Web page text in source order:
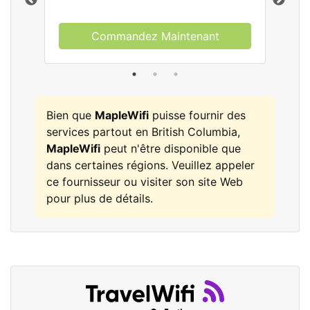
Commandez Maintenant
Bien que MapleWifi puisse fournir des
services partout en British Columbia,
MapleWifi peut n'être disponible que
dans certaines régions. Veuillez appeler
ce fournisseur ou visiter son site Web
pour plus de détails.